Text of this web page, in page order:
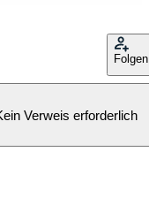
Folgen
Verweis erforderlich